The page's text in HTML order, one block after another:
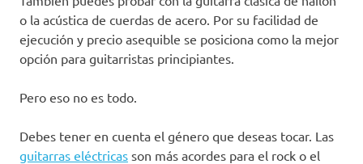
o la acústica de cuerdas de acero. Por su facilidad de
ejecución y precio asequible se posiciona como la mejor
opción para guitarristas principiantes.
Pero eso no es todo.
Debes tener en cuenta el género que deseas tocar. Las
guitarras eléctricas son más acordes para el rock o el